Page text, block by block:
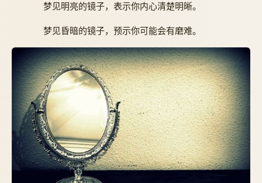
梦见明亮的镜子，表示你内心清楚明晰。
梦见昏暗的镜子，预示你可能会有磨难。